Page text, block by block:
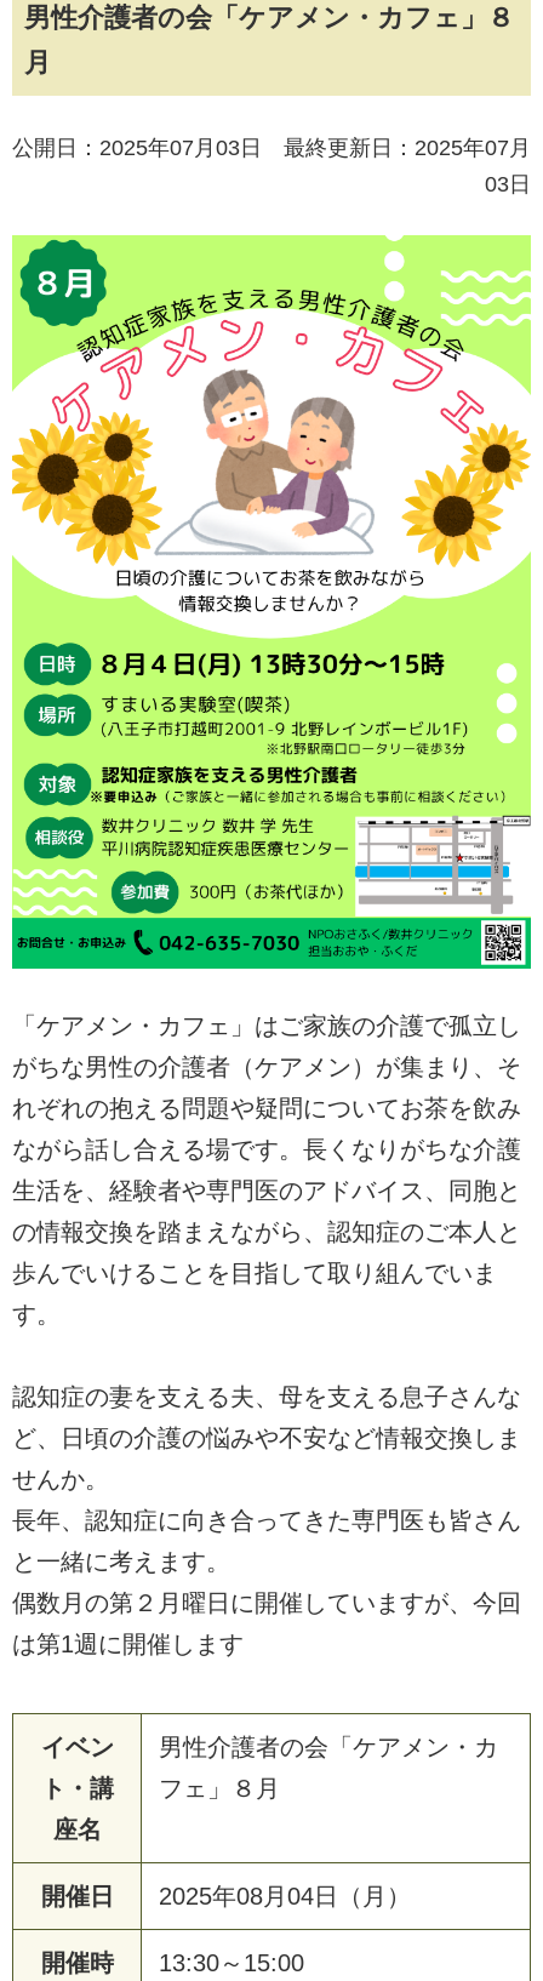
男性介護者の会「ケアメン・カフェ」８
月
公開日：2025年07月03日 最終更新日：2025年07月
03日
「ケアメン・カフェ」はご家族の介護で孤立し
がちな男性の介護者（ケアメン）が集まり、そ
れぞれの抱える問題や疑問についてお茶を飲み
ながら話し合える場です。長くなりがちな介護
生活を、経験者や専門医のアドバイス、同胞と
の情報交換を踏まえながら、認知症のご本人と
歩んでいけることを目指して取り組んでいま
す。
認知症の妻を支える夫、母を支える息子さんな
ど、日頃の介護の悩みや不安など情報交換しま
せんか。
長年、認知症に向き合ってきた専門医も皆さん
と一緒に考えます。
偶数月の第２月曜日に開催していますが、今回
は第1週に開催します
イベン
ト・講
座名
男性介護者の会「ケアメン・カ
フェ」８月
開催日 2025年08月04日（月）
開催時 13:30～15:00